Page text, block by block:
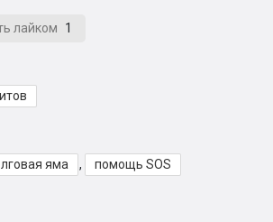
лайком 1
яма , помощь SOS